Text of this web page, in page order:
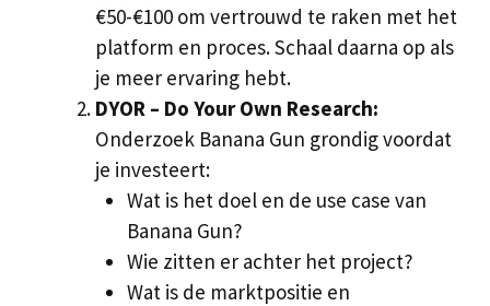
€50-€100 om vertrouwd te raken met het
platform en proces. Schaal daarna op als
je meer ervaring hebt.
DYOR – Do Your Own Research:
Onderzoek Banana Gun grondig voordat
je investeert:
Wat is het doel en de use case van
Banana Gun?
Wie zitten er achter het project?
Wat is de marktpositie en